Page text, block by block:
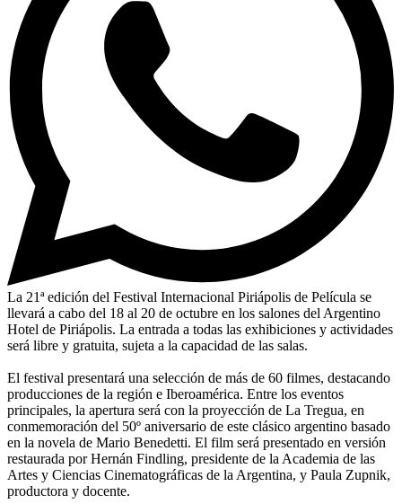
La 21ª edición del Festival Internacional Piriápolis de Película se
llevará a cabo del 18 al 20 de octubre en los salones del Argentino
Hotel de Piriápolis. La entrada a todas las exhibiciones y actividades
será libre y gratuita, sujeta a la capacidad de las salas.
El festival presentará una selección de más de 60 filmes, destacando
producciones de la región e Iberoamérica. Entre los eventos
principales, la apertura será con la proyección de La Tregua, en
conmemoración del 50º aniversario de este clásico argentino basado
en la novela de Mario Benedetti. El film será presentado en versión
restaurada por Hernán Findling, presidente de la Academia de las
Artes y Ciencias Cinematográficas de la Argentina, y Paula Zupnik,
productora y docente.